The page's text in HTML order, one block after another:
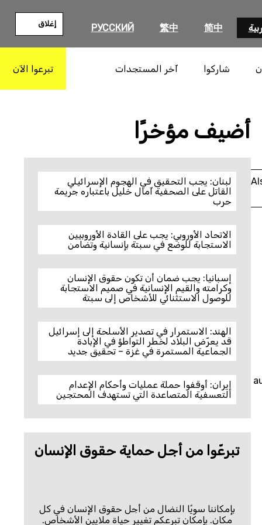
简中
繁中
РУССКИЙ إغلاق
شاركوا آخر المستجدات تبرعوا الآن
أضيف مؤخرًا
لبنان: يجب التحقيق في الهجوم الإسرائيلي
القاتل على الصحفية آمال خليل باعتباره جريمة
حرب
الاتحاد الأوروبي: يجب على القادة الأوروبيين
الاستجابة للوضع في سبتة بإنسانية وتضامن
إسبانيا: يجب ضمان أن تكون حقوق الإنسان
وكرامته والقيم الإنسانية في صميم الاستجابة
للوصول الاستثنائي للأشخاص إلى سبتة
الهند: الاستمرار في تصدير الأسلحة إلى إسرائيل
قد يعرّض البلاد لخطر التواطؤ في الإبادة
الجماعية المستمرة في غزة – تحقيق جديد
إيران: أوقفوا حملة عمليات وأحكام الإعدام
التعسفية المتصاعدة التي تستهدف المحتجين
تبرعّوا من أجل حماية حقوق الإنسان
بإمكاننا سويًا النضال من أجل حقوق الإنسان في كل
مكان. بإمكان تبرعكم تغيير حياة ملايين الأشخاص.